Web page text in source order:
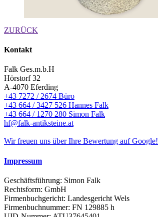
ZURÜCK
Kontakt
Falk Ges.m.b.H
Hörstorf 32
A-4070 Eferding
+43 7272 / 2674 Büro
+43 664 / 3427 526 Hannes Falk
+43 664 / 1270 280 Simon Falk
hf@falk-antiksteine.at
Wir freuen uns über Ihre Bewertung auf Google!
Impressum
Geschäftsführung: Simon Falk
Rechtsform: GmbH
Firmenbuchgericht: Landesgericht Wels
Firmenbuchnummer: FN 129885 h